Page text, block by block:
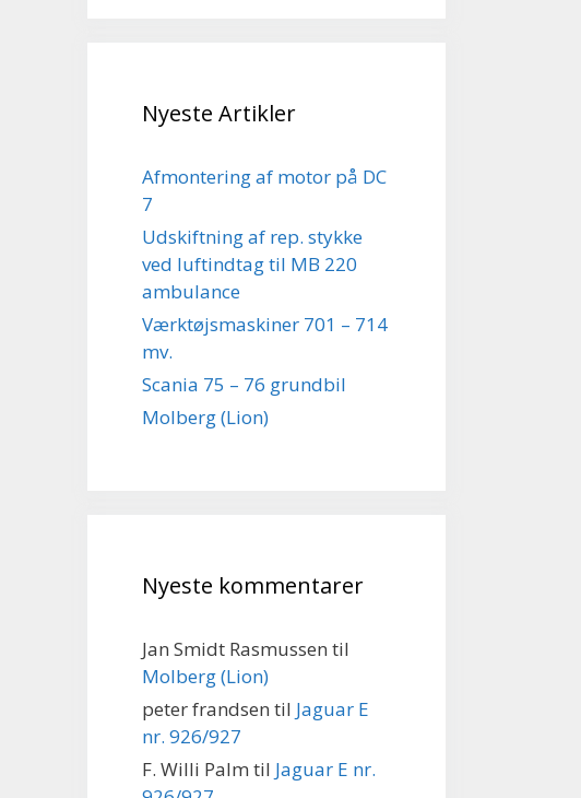
Nyeste Artikler
Afmontering af motor på DC
7
Udskiftning af rep. stykke
ved luftindtag til MB 220
ambulance
Værktøjsmaskiner 701 – 714
mv.
Scania 75 – 76 grundbil
Molberg (Lion)
Nyeste kommentarer
Jan Smidt Rasmussen til
Molberg (Lion)
peter frandsen til Jaguar E
nr. 926/927
F. Willi Palm til Jaguar E nr.